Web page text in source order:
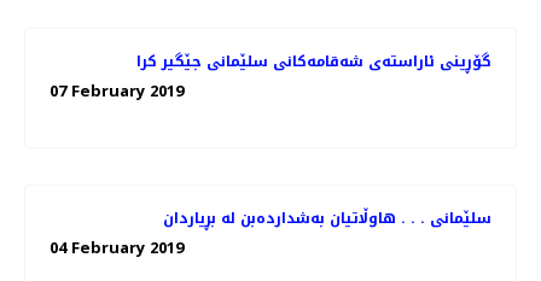
گۆڕینی ئاراسته‌ی شه‌قامه‌كانی سلێمانی جێگیر كرا
07 February 2019
سلێمانی . . . هاوڵاتیان به‌شدارده‌بن له‌ بڕیاردان
04 February 2019